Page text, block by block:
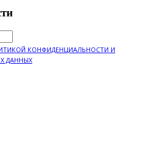
КОНФИДЕНЦИАЛЬНОСТИ И
ДАННЫХ